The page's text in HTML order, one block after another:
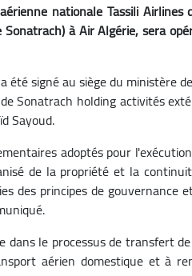
nationale Tassili Airlines
à Air Algérie, sera
signé au siège du ministère
Sonatrach holding activités
Sayoud.
adoptés pour
de la propriété et la
des principes de gouvernance
le processus de transfert
aérien domestique et à